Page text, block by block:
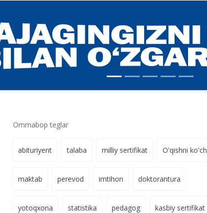
Ommabop teglar
abituriyent talaba milliy sertifikat O'qishni
maktab perevod imtihon doktorantura
yotoqxona statistika pedagog kasbiy sertifikat